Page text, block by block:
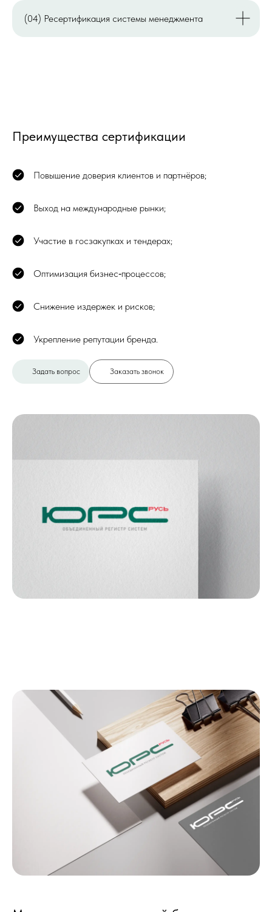
(04) Ресертификация системы менеджмента
Преимущества сертификации
Повышение доверия клиентов и партнёров;
Выход на международные рынки;
Участие в госзакупках и тендерах;
Оптимизация бизнес‑процессов;
Снижение издержек и рисков;
Укрепление репутации бренда.
Задать вопрос Заказать звонок